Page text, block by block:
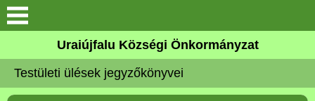
Köszöntő
Elérhetőségek
Uraiújfalu Községi Önkormányzat
Testületi ülések jegyzőkönyvei